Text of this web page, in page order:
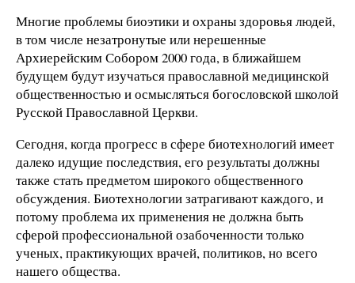
Многие проблемы биоэтики и охраны здоровья людей,
в том числе незатронутые или нерешенные
Архиерейским Собором 2000 года, в ближайшем
будущем будут изучаться православной медицинской
общественностью и осмысляться богословской школой
Русской Православной Церкви.
Сегодня, когда прогресс в сфере биотехнологий имеет
далеко идущие последствия, его результаты должны
также стать предметом широкого общественного
обсуждения. Биотехнологии затрагивают каждого, и
потому проблема их применения не должна быть
сферой профессиональной озабоченности только
ученых, практикующих врачей, политиков, но всего
нашего общества.